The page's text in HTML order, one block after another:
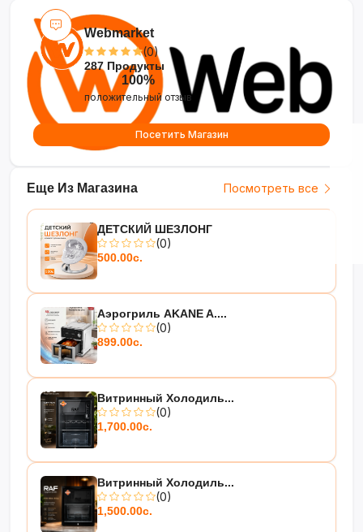
стекло, символизирующее хрусталь Baccarat
• Аромат-икона— для тех, кто видит в
парфюме ювелирное украшение и форму
самовыражения
Еще Из Магазина Посмотреть все
ДЕТСКИЙ ШЕЗЛОНГ
(0)
500.00с.
Аэрогриль AKANE A....
(0)
899.00с.
Витринный Холодиль...
(0)
1,700.00с.
Витринный Холодиль...
(0)
1,500.00с.
Webmarket
(0)
287 Продукты
100%
положительный отзыв
Посетить Магазин